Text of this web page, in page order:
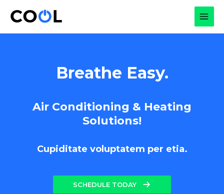
Breathe Easy.
Air Conditioning & Heating
Solutions!
Cupiditate voluptatem per etia.
SCHEDULE TODAY